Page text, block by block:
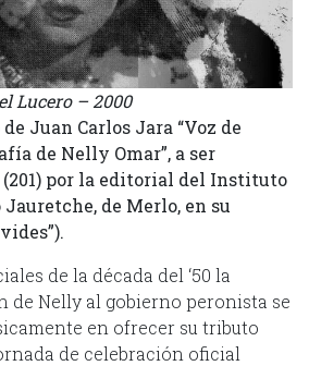
Lucero – 2000
Juan Carlos Jara “Voz de
de Nelly Omar”, a ser
(201) por la editorial del Instituto
de Merlo, en su
de la década del ‘50 la
de Nelly al gobierno peronista se
en ofrecer su tributo
de celebración oficial